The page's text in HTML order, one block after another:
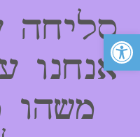
פתח סרגל נגישות
סליחה
אנחנו
משהו